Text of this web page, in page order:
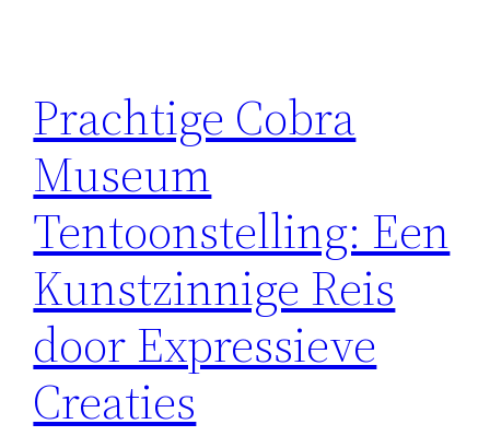
Prachtige Cobra
Museum
Tentoonstelling: Een
Kunstzinnige Reis
door Expressieve
Creaties